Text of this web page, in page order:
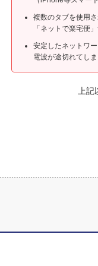
複数のタブを使用
「ネットで楽宅便
安定したネットワ
電波が途切れてし
上